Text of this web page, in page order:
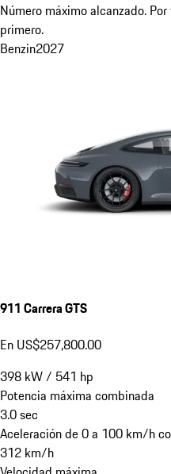
Número máximo alcanzado.
primero.
Benzin2027
911 Carrera GTS
En US$257,800.00
398 kW/ 541 hp
Potencia máxima combinada
3.0sec
Aceleración de 0 a 100 km/h
312 km/h